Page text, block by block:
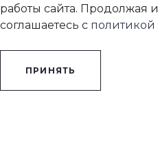
работы сайта. Продолжая
соглашаетесь с
ПРИНЯТЬ